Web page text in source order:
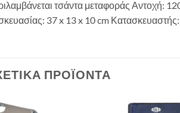
τσάντα μεταφοράς Αντοχή:
37 x 13 x 10 cm
ΠΡΟΪΌΝΤΑ